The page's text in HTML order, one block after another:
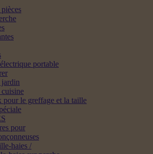
portable
pour le greffage et la taille
pour
haies /